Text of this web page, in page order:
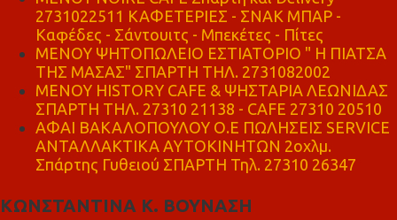
2731022511 ΚΑΦΕΤΕΡΙΕΣ - ΣΝΑΚ ΜΠΑΡ -
Καφέδες - Σάντουιτς - Μπεκέτες - Πίτες
ΜΕΝΟΥ ΨΗΤΟΠΩΛΕΙΟ ΕΣΤΙΑΤΟΡΙΟ " Η ΠΙΑΤΣΑ
ΤΗΣ ΜΑΣΑΣ" ΣΠΑΡΤΗ ΤΗΛ. 2731082002
ΜΕΝΟΥ HISTORY CAFE & ΨΗΣΤΑΡΙΑ ΛΕΩΝΙΔΑΣ
ΣΠΑΡΤΗ ΤΗΛ. 27310 21138 - CAFE 27310 20510
ΑΦΑΙ ΒΑΚΑΛΟΠΟΥΛΟΥ Ο.Ε ΠΩΛΗΣΕΙΣ SERVICE
ΑΝΤΑΛΛΑΚΤΙΚΑ ΑΥΤΟΚΙΝΗΤΩΝ 2οχλμ.
Σπάρτης Γυθειού ΣΠΑΡΤΗ Τηλ. 27310 26347
ΚΩΝΣΤΑΝΤΙΝΑ Κ. ΒΟΥΝΑΣΗ